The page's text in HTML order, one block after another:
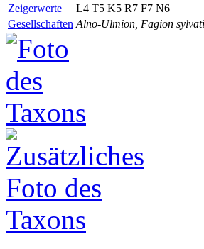
Zeigerwerte
L4 T5 K5 R7 F7 N6
Gesellschaften Alno-Ulmion, Fagion